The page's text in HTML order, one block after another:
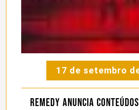
17 de setembro
Remedy anuncia